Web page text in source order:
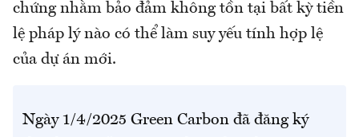
chứng nhằm bảo đảm không tồn tại bất kỳ tiền
lệ pháp lý nào có thể làm suy yếu tính hợp lệ
của dự án mới.
Ngày 1/4/2025 Green Carbon đã đăng ký